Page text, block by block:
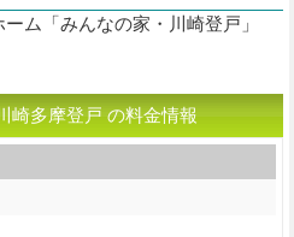
ム「みんなの家・川崎登戸」
崎多摩登戸 の料金情報